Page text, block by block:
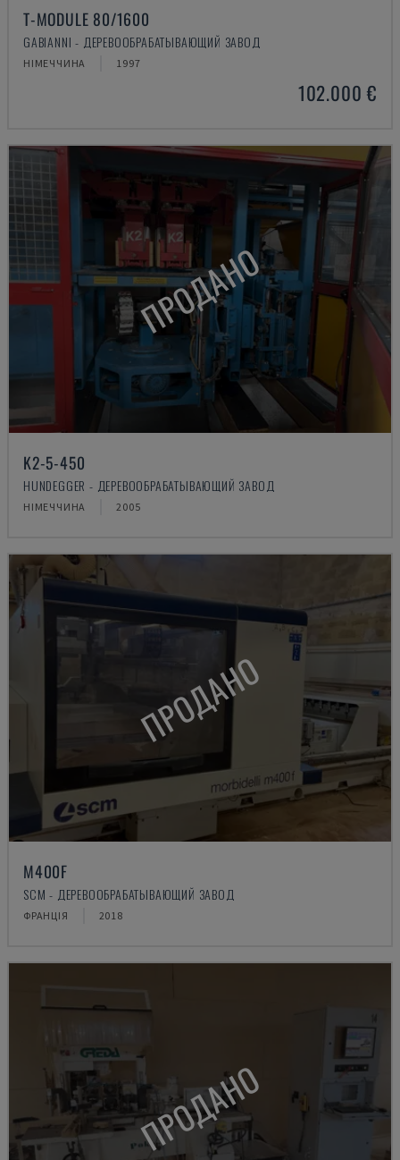
T-MODULE 80/1600
GABIANNI - ДЕРЕВООБРАБАТЫВАЮЩИЙ ЗАВОД
НІМЕЧЧИНА 1997
102.000 €
ПРОДАНО
K2-5-450
HUNDEGGER - ДЕРЕВООБРАБАТЫВАЮЩИЙ ЗАВОД
НІМЕЧЧИНА 2005
ПРОДАНО
M400F
SCM - ДЕРЕВООБРАБАТЫВАЮЩИЙ ЗАВОД
ФРАНЦІЯ 2018
ПРОДАНО